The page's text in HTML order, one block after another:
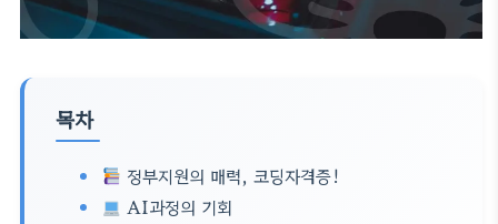
목차
정부지원의 매력, 코딩자격증!
AI과정의 기회